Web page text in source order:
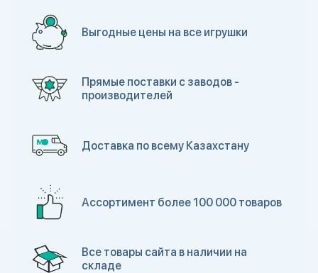
Выгодные цены на все игрушки
Прямые поставки с заводов -
производителей
Доставка по всему Казахстану
Ассортимент более 100 000 товаров
Все товары сайта в наличии на
складе